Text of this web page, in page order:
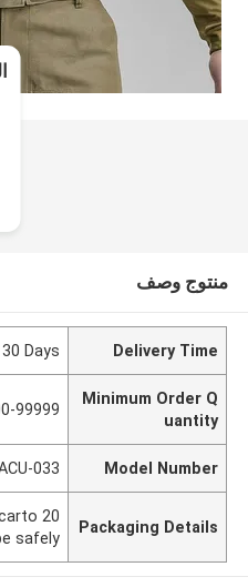
منتوج وصف
Delivery Time
Days
Minimum Order Q
uantity
99999
Model Number
033
Packaging Details
safely